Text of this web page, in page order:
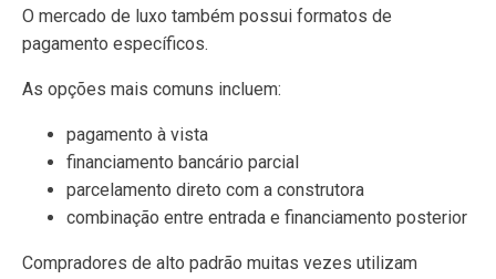
O mercado de luxo também possui formatos de
pagamento específicos.
As opções mais comuns incluem:
pagamento à vista
financiamento bancário parcial
parcelamento direto com a construtora
combinação entre entrada e financiamento posterior
Compradores de alto padrão muitas vezes utilizam